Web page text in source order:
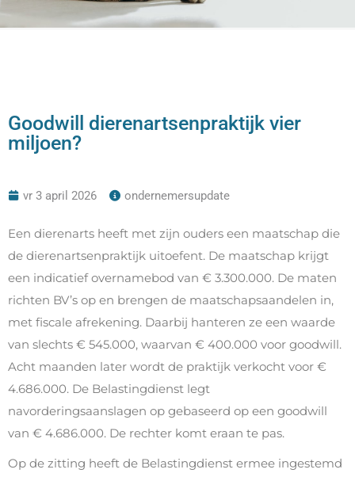
Goodwill dierenartsenpraktijk vier
miljoen?
vr 3 april 2026 ondernemersupdate
Een dierenarts heeft met zijn ouders een maatschap die
de dierenartsenpraktijk uitoefent. De maatschap krijgt
een indicatief overnamebod van € 3.300.000. De maten
richten BV’s op en brengen de maatschapsaandelen in,
met fiscale afrekening. Daarbij hanteren ze een waarde
van slechts € 545.000, waarvan € 400.000 voor goodwill.
Acht maanden later wordt de praktijk verkocht voor €
4.686.000. De Belastingdienst legt
navorderingsaanslagen op gebaseerd op een goodwill
van € 4.686.000. De rechter komt eraan te pas.
Op de zitting heeft de Belastingdienst ermee ingestemd